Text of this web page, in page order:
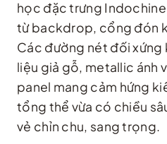
học đặc trưng
từ backdrop, cổng đón
Các đường nét đối
liệu giả gỗ, metallic ánh
panel mang cảm hứng
tổng thể vừa có chiều
vẻ chỉn chu, sang trọng.